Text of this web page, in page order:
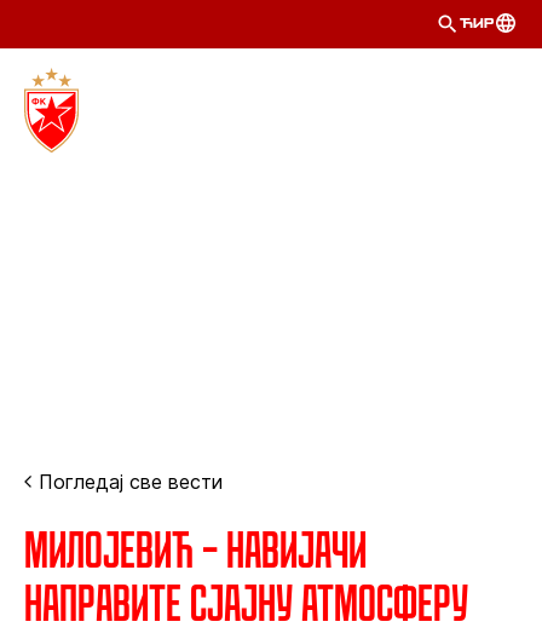
ЋИР
Погледај све вести
Милојевић – Навијачи
направите сјајну атмосферу